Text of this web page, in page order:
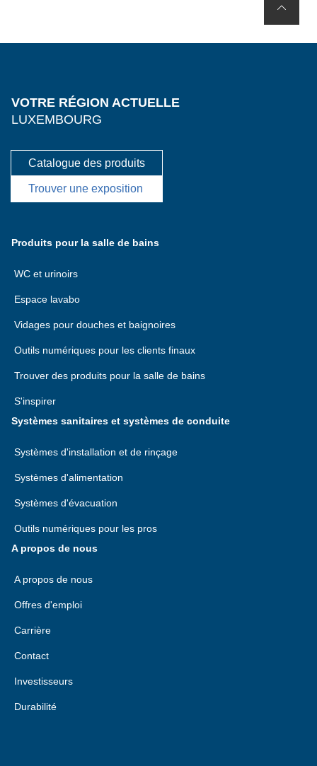
VOTRE RÉGION ACTUELLE
LUXEMBOURG
Catalogue des produits
Trouver une exposition
Produits pour la salle de bains
WC et urinoirs
Espace lavabo
Vidages pour douches et baignoires
Outils numériques pour les clients finaux
Trouver des produits pour la salle de bains
S'inspirer
Systèmes sanitaires et systèmes de conduite
Systèmes d'installation et de rinçage
Systèmes d'alimentation
Systèmes d'évacuation
Outils numériques pour les pros
A propos de nous
A propos de nous
Offres d'emploi
Carrière
Contact
Investisseurs
Durabilité